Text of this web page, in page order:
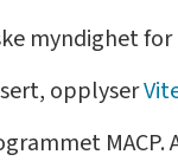
myndighet
opplyser